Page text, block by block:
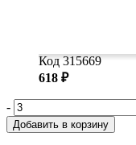
Код 315669
618 ₽
-
Добавить в корзину